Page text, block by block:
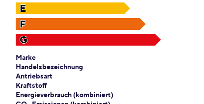
E
F
G
Marke
Handelsbezeichnung
Antriebsart
Kraftstoff
Energieverbrauch (kombiniert)